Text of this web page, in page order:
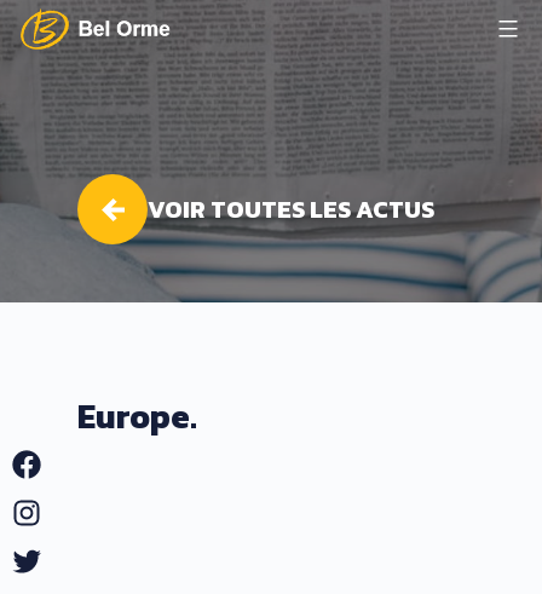
Aller
au
contenu
Lycée
Bel
Orme
VOIR TOUTES LES ACTUS
Europe.